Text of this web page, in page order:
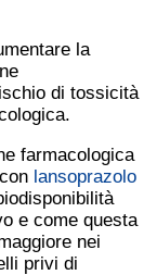
la
di tossicità
farmacologica
lansoprazolo
e come questa
nei
privi di